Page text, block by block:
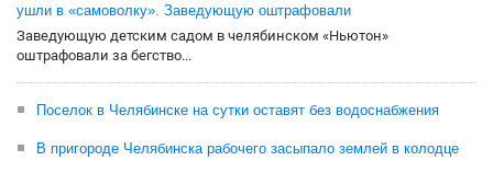
ушли в «самоволку». Заведующую оштрафовали
Заведующую детским садом в челябинском «Ньютон»
оштрафовали за бегство...
Поселок в Челябинске на сутки оставят без водоснабжения
В пригороде Челябинска рабочего засыпало землей в колодце